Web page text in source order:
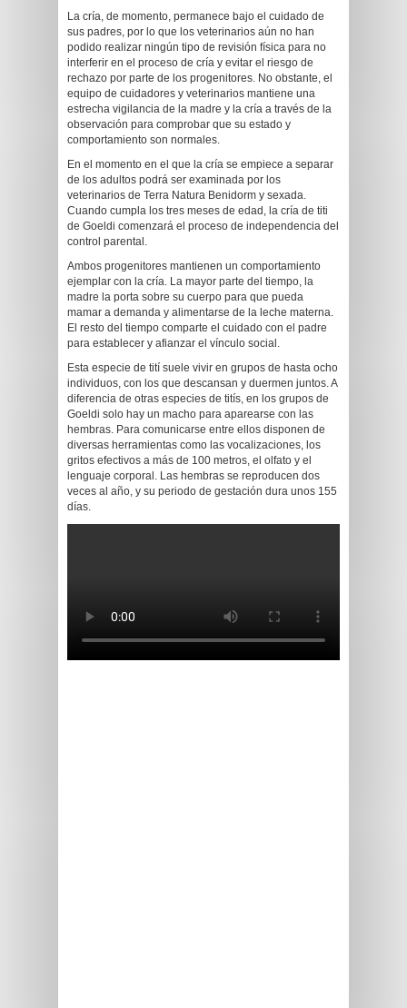
La cría, de momento, permanece bajo el cuidado de
sus padres, por lo que los veterinarios aún no han
podido realizar ningún tipo de revisión física para no
interferir en el proceso de cría y evitar el riesgo de
rechazo por parte de los progenitores. No obstante, el
equipo de cuidadores y veterinarios mantiene una
estrecha vigilancia de la madre y la cría a través de la
observación para comprobar que su estado y
comportamiento son normales.
En el momento en el que la cría se empiece a separar
de los adultos podrá ser examinada por los
veterinarios de Terra Natura Benidorm y sexada.
Cuando cumpla los tres meses de edad, la cría de titi
de Goeldi comenzará el proceso de independencia del
control parental.
Ambos progenitores mantienen un comportamiento
ejemplar con la cría. La mayor parte del tiempo, la
madre la porta sobre su cuerpo para que pueda
mamar a demanda y alimentarse de la leche materna.
El resto del tiempo comparte el cuidado con el padre
para establecer y afianzar el vínculo social.
Esta especie de tití suele vivir en grupos de hasta ocho
individuos, con los que descansan y duermen juntos. A
diferencia de otras especies de titís, en los grupos de
Goeldi solo hay un macho para aparearse con las
hembras. Para comunicarse entre ellos disponen de
diversas herramientas como las vocalizaciones, los
gritos efectivos a más de 100 metros, el olfato y el
lenguaje corporal. Las hembras se reproducen dos
veces al año, y su periodo de gestación dura unos 155
días.